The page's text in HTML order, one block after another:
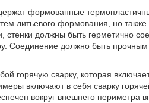
формованные
литьевого формования, но также
должны быть герметично
Соединение должно быть прочным
горячую сварку, которая
включают в себя сварку
вокруг внешнего периметра